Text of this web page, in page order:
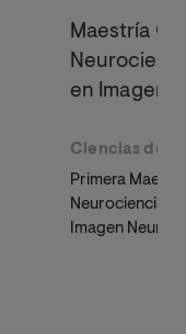
Maestría
en Imagen
Ciencias de
Primera
Neurociencia e
Imagen